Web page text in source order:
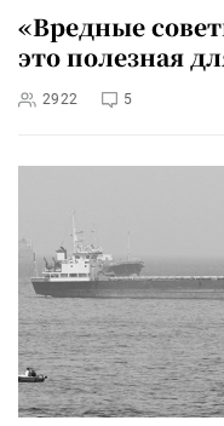
«Вредные
это полезная
2922 5